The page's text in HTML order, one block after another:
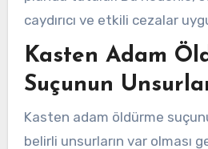
caydırıcı ve etkili cezalar
Kasten Adam
Suçunun
Kasten adam öldürme
belirli unsurların var olması